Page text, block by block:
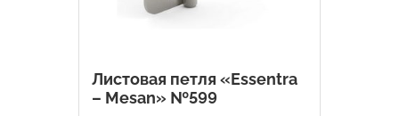
Листовая петля «Essentra
– Mesan» №599